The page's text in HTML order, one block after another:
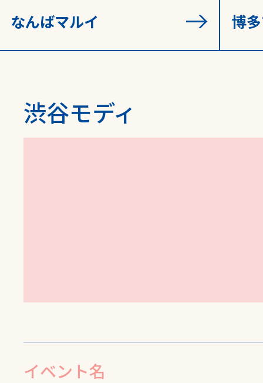
SHARE
なんばマルイ 博
渋谷モディ
イベント名